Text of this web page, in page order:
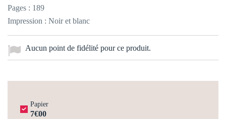
Pages : 189
Impression : Noir et blanc
Aucun point de fidélité pour ce produit.
Papier
7€00